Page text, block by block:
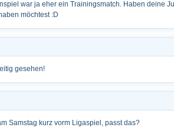
war ja eher ein Trainingsmatch. Haben deine
möchtest :D
gesehen!
Samstag kurz vorm Ligaspiel, passt das?